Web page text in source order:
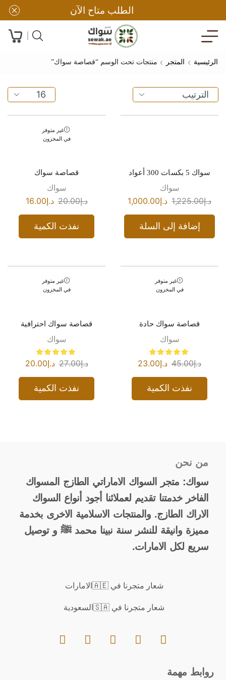
الطلب متاح الآن
الرئيسية المتجر منتجات تحت الوسم “قصاصة سواك”
سواك 5 بكسات 300 أعواد
سواك
د.إ1,225.00 د.إ1,000.00
إضافة إلى السلة
غير متوفر
في المخزون
قصاصة سواك
سواك
د.إ20.00 د.إ16.00
نفذت الكمية
غير متوفر
في المخزون
قصاصة سواك حادة
سواك
د.إ45.00 د.إ23.00
نفذت الكمية
غير متوفر
في المخزون
قصاصة سواك احترافية
سواك
د.إ27.00 د.إ20.00
نفذت الكمية
من نحن
سواك: متجر السواك الاماراتي الطازج المسواك
الفاخر خدمتنا تقديم لعملائنا أجود أنواع السواك
الاراك الطازج. والمنتجات الاسلامية الاخرى بخدمة
مميزة وانيقة للنشر سنة نبينا محمد ﷺ و توصيل
سريع لكل الامارات.
شعار متجرنا في 🇦🇪الامارات
شعار متجرنا في 🇸🇦السعودية
روابط مهمة